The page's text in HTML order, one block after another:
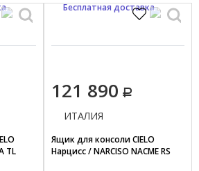
TL
121 890
ИТАЛИЯ
Ящик для консоли CIELO
Нарцисс / NARCISO NACME RS
Бесплатная доставка